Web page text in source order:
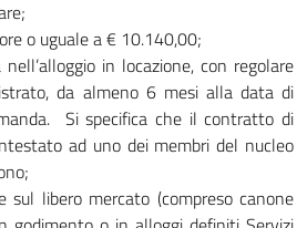
o uguale a € 10.140,00;
in locazione, con regolare
da almeno 6 mesi alla data di
Si specifica che il contratto di
ad uno dei membri del nucleo
libero mercato (compreso canone